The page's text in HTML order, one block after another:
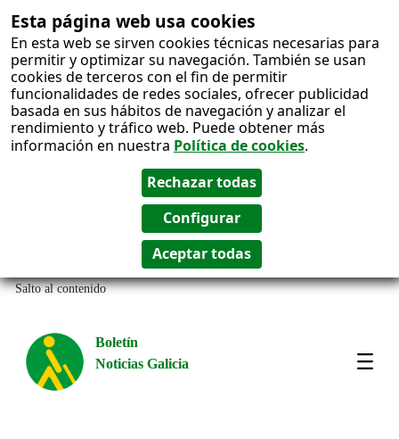
Esta página web usa cookies
En esta web se sirven cookies técnicas necesarias para
permitir y optimizar su navegación. También se usan
cookies de terceros con el fin de permitir
funcionalidades de redes sociales, ofrecer publicidad
basada en sus hábitos de navegación y analizar el
rendimiento y tráfico web. Puede obtener más
información en nuestra Política de cookies.
Salto al contenido
Boletín
Noticias Galicia